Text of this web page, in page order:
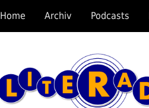
Home Archiv Podcasts